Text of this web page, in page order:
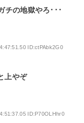
チの地獄やろ･･･
ID:ctPAbk2G0
上やぞ
ID:P70OLHhr0